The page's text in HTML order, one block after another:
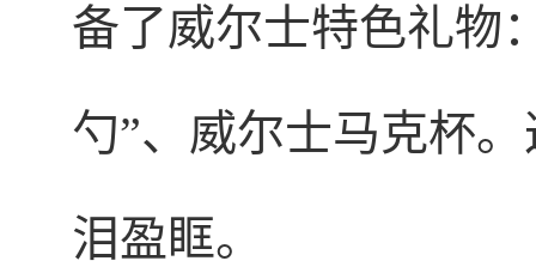
备了威尔士特色礼物
勺”、威尔士马克杯
泪盈眶。